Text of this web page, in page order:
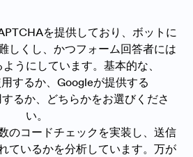
を提供しており、ボットに
しくし、かつフォーム回答者には
うにしています。基本的な、
するか、Googleが提供する
るか、どちらかをお選びくださ
い。
のコードチェックを実装し、送信
ているかを分析しています。万が